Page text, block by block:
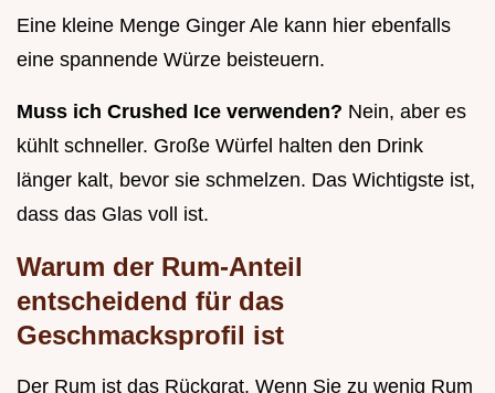
Eine kleine Menge Ginger Ale kann hier ebenfalls
eine spannende Würze beisteuern.
Muss ich Crushed Ice verwenden? Nein, aber es
kühlt schneller. Große Würfel halten den Drink
länger kalt, bevor sie schmelzen. Das Wichtigste ist,
dass das Glas voll ist.
Warum der Rum-Anteil
entscheidend für das
Geschmacksprofil ist
Der Rum ist das Rückgrat. Wenn Sie zu wenig Rum